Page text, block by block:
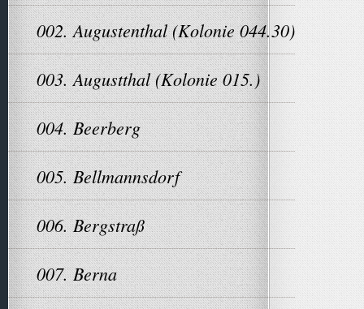
002. Augustenthal (Kolonie 044.30)
003. Augustthal (Kolonie 015.)
004. Beerberg
005. Bellmannsdorf
006. Bergstraß
007. Berna